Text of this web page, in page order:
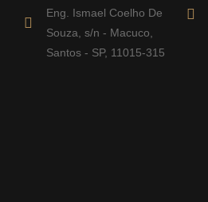
Eng. Ismael Coelho De
Souza, s/n - Macuco,
Santos - SP, 11015-315